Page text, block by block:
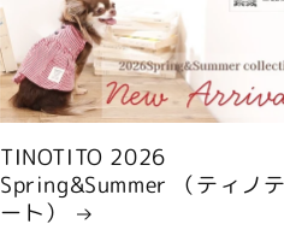
TINOTITO 2026
Spring&Summer （ティノ
ート）